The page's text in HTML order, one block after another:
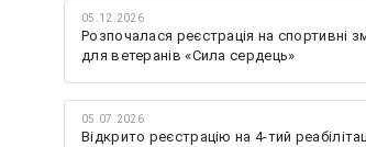
05.12.2026
Розпочалася реєстрація на спортивні
для ветеранів «Сила сердець»
05.07.2026
Відкрито реєстрацію на 4-тий